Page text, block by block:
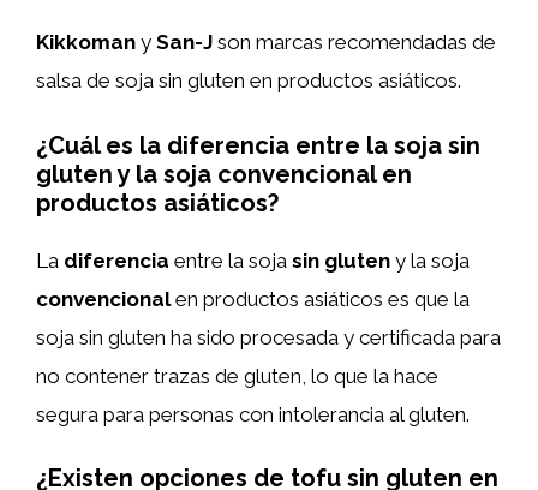
Kikkoman y San-J son marcas recomendadas de
salsa de soja sin gluten en productos asiáticos.
¿Cuál es la diferencia entre la soja sin
gluten y la soja convencional en
productos asiáticos?
La diferencia entre la soja sin gluten y la soja
convencionalen productos asiáticos es que la
soja sin gluten ha sido procesada y certificada para
no contener trazas de gluten, lo que la hace
segura para personas con intolerancia al gluten.
¿Existen opciones de tofu sin gluten en